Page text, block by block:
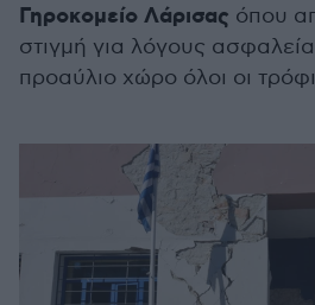
Γηροκομείο Λάρισας όπου
στιγμή για λόγους
προαύλιο χώρο όλοι οι